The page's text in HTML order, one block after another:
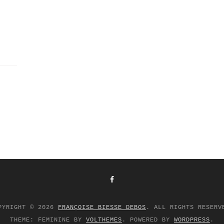
© 2026 FRANÇOISE BIESSE DEBOS . ALL RIGHTS
THEME: FEMININE BY VOLTHEMES . POWERED BY WORDPRESS .